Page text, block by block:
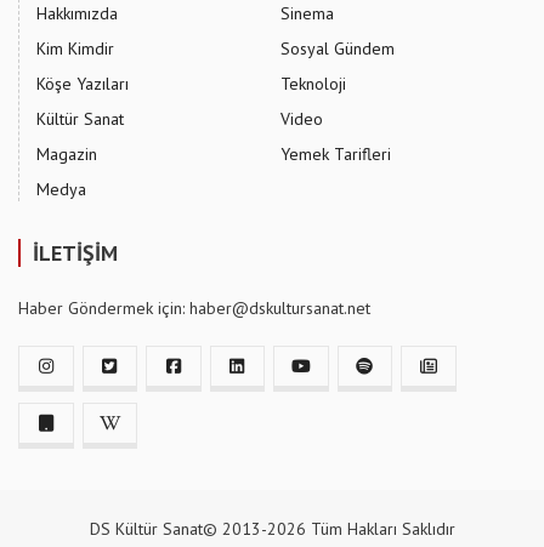
Hakkımızda
Kim Kimdir
Köşe Yazıları
Kültür Sanat
Magazin
Medya
Sinema
Sosyal Gündem
Teknoloji
Video
Yemek Tarifleri
İLETİŞİM
Haber Göndermek için: haber@dskultursanat.net
DS Kültür Sanat© 2013-2026 Tüm Hakları Saklıdır